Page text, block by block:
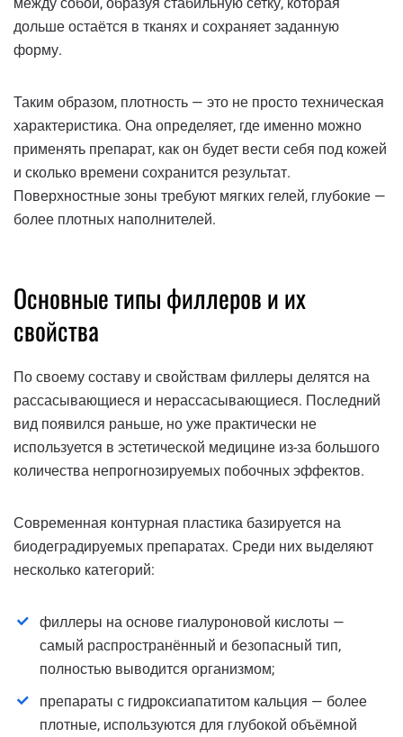
дольше остаётся в тканях и сохраняет заданную
форму.
Таким образом, плотность — это не просто техническая
характеристика. Она определяет, где именно можно
применять препарат, как он будет вести себя под кожей
и сколько времени сохранится результат.
Поверхностные зоны требуют мягких гелей, глубокие —
более плотных наполнителей.
Основные типы филлеров и их
свойства
По своему составу и свойствам филлеры делятся на
рассасывающиеся и нерассасывающиеся. Последний
вид появился раньше, но уже практически не
используется в эстетической медицине из-за большого
количества непрогнозируемых побочных эффектов.
Современная контурная пластика базируется на
биодеградируемых препаратах. Среди них выделяют
несколько категорий:
филлеры на основе гиалуроновой кислоты —
самый распространённый и безопасный тип,
полностью выводится организмом;
препараты с гидроксиапатитом кальция — более
плотные, используются для глубокой объёмной